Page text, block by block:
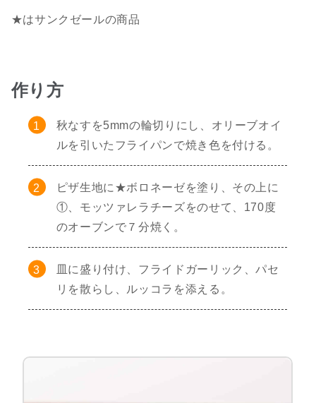
★はサンクゼールの商品
作り方
秋なすを5mmの輪切りにし、オリーブオイ
ルを引いたフライパンで焼き色を付ける。
ピザ生地に★ボロネーゼを塗り、その上に
①、モッツァレラチーズをのせて、170度
のオーブンで７分焼く。
皿に盛り付け、フライドガーリック、パセ
リを散らし、ルッコラを添える。